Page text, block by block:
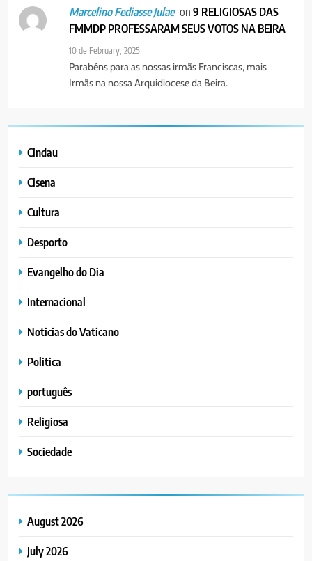
Marcelino Fediasse Julae on9 RELIGIOSAS DAS
FMMDP PROFESSARAM SEUS VOTOS NA BEIRA
10 de February, 2025
Parabéns para as nossas irmãs Franciscas, mais
Irmãs na nossa Arquidiocese da Beira.
Cindau
Cisena
Cultura
Desporto
Evangelho do Dia
Internacional
Noticias do Vaticano
Politica
português
Religiosa
Sociedade
August 2026
July 2026